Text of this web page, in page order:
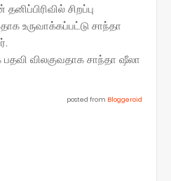
சிறப்பு
உருவாக்கப்பட்டு சாந்தா
விலகுவதாக சாந்தா ஷீலா
posted from Bloggeroid